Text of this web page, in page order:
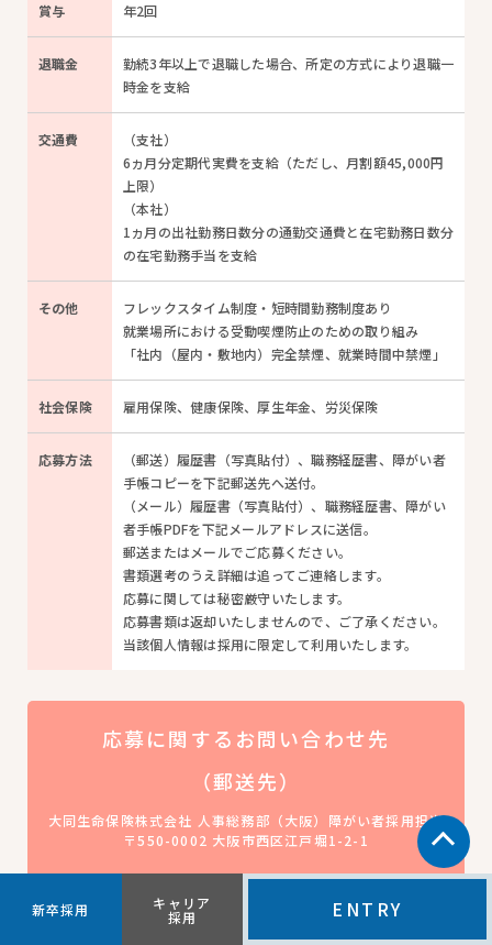
新卒採用 キャリア
採用 ENTRY
賞与 年2回
退職金
勤続3年以上で退職した場合、所定の方式により退職一
時金を支給
交通費
（支社）
6ヵ月分定期代実費を支給（ただし、月割額45,000円
上限）
（本社）
1ヵ月の出社勤務日数分の通勤交通費と在宅勤務日数分
の在宅勤務手当を支給
その他
フレックスタイム制度・短時間勤務制度あり
就業場所における受動喫煙防止のための取り組み
「社内（屋内・敷地内）完全禁煙、就業時間中禁煙」
社会保険 雇用保険、健康保険、厚生年金、労災保険
応募方法
（郵送）履歴書（写真貼付）、職務経歴書、障がい者
手帳コピーを下記郵送先へ送付。
（メール）履歴書（写真貼付）、職務経歴書、障がい
者手帳PDFを下記メールアドレスに送信。
郵送またはメールでご応募ください。
書類選考のうえ詳細は追ってご連絡します。
応募に関しては秘密厳守いたします。
応募書類は返却いたしませんので、ご了承ください。
当該個人情報は採用に限定して利用いたします。
応募に関する お問い合わせ先
（郵送先）
大同生命保険株式会社 人事総務部（大阪）障がい者採用担当
〒550-0002 大阪市西区江戸堀1-2-1
（メールアドレス）
saiyou.asoshieito@daido-life.co.jp